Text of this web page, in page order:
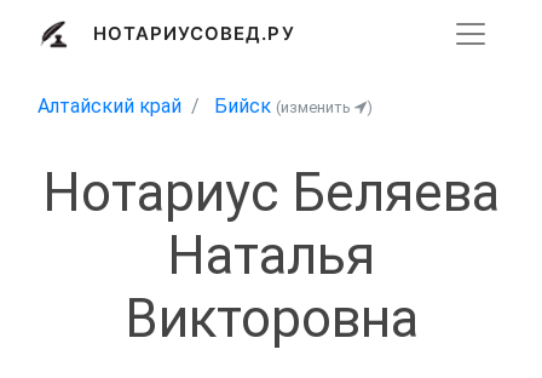
НОТАРИУСОВЕД.РУ
Алтайский край Бийск (изменить )
Нотариус Беляева
Наталья
Викторовна